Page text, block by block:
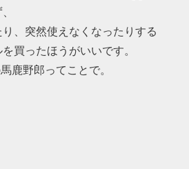
、突然使えなくなったりする
買ったほうがいいです。
鹿野郎ってことで。